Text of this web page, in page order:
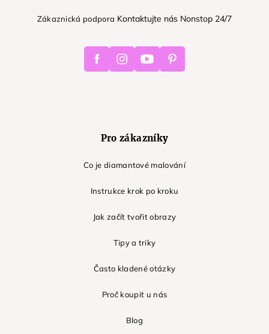
Zákaznická podpora Kontaktujte nás Nonstop 24/7
FacebookInstagramYoutube Pinterest
Pro zákazníky
Co je diamantové malování
Instrukce krok po kroku
Jak začít tvořit obrazy
Tipy a triky
Často kladené otázky
Proč koupit u nás
Blog